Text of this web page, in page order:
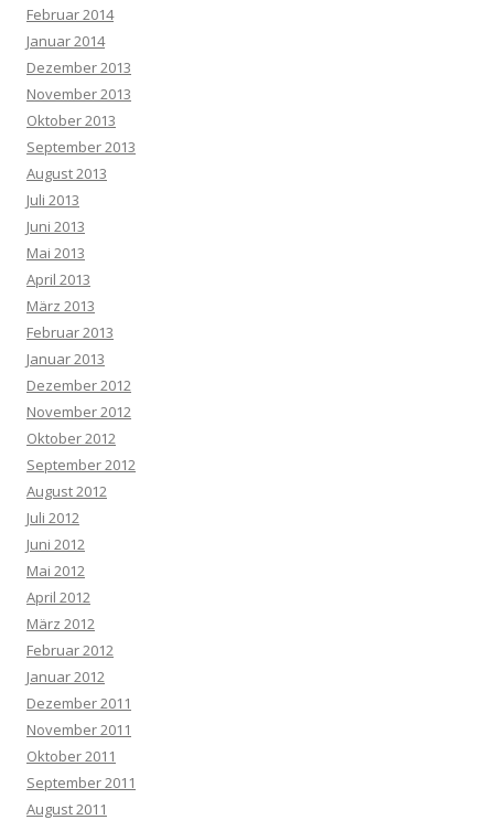
Februar 2014
Januar 2014
Dezember 2013
November 2013
Oktober 2013
September 2013
August 2013
Juli 2013
Juni 2013
Mai 2013
April 2013
März 2013
Februar 2013
Januar 2013
Dezember 2012
November 2012
Oktober 2012
September 2012
August 2012
Juli 2012
Juni 2012
Mai 2012
April 2012
März 2012
Februar 2012
Januar 2012
Dezember 2011
November 2011
Oktober 2011
September 2011
August 2011